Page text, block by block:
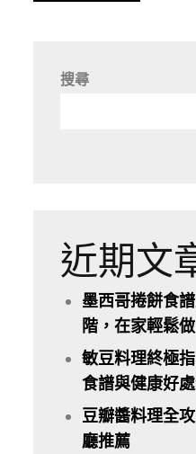
搜尋
近期文
墨西哥捲餅食
階，在家輕鬆
敏豆料理終極
食譜與健康好
豆瓣醬料理全
廳推薦